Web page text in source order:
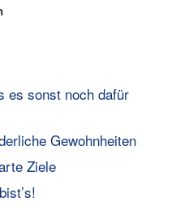
es sonst noch dafür
Gewohnheiten
Ziele